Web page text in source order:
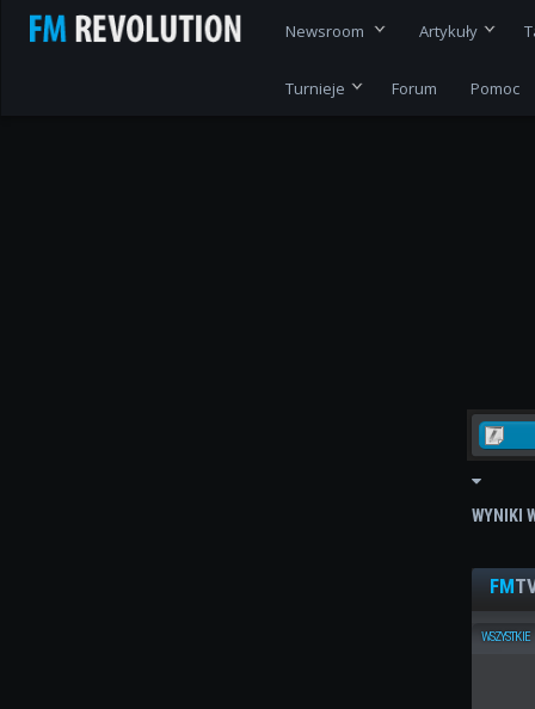
Newsroom Artykuły
Turnieje Forum Pomoc
WYNIKI
FM
WSZYSTKIE